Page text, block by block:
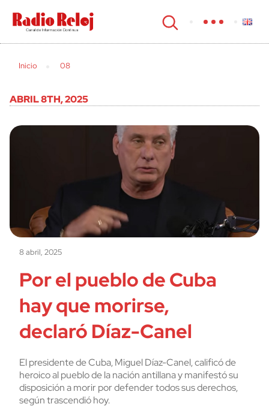
cerrar
Inicio 08
ABRIL 8TH, 2025
8 abril, 2025
Por el pueblo de Cuba
hay que morirse,
declaró Díaz-Canel
El presidente de Cuba, Miguel Díaz-Canel, calificó de
heroico al pueblo de la nación antillana y manifestó su
disposición a morir por defender todos sus derechos,
según trascendió hoy.